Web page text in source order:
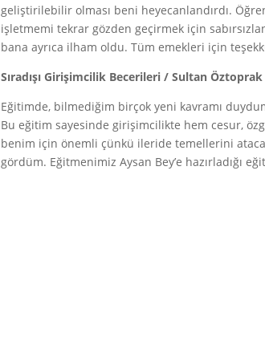
geliştirilebilir olması beni heyecanlandırdı.
işletmemi tekrar gözden geçirmek için
bana ayrıca ilham oldu. Tüm emekleri için
Sıradışı Girişimcilik Becerileri / Sultan
Eğitimde, bilmediğim birçok yeni kavramı
Bu eğitim sayesinde girişimcilikte hem cesur,
benim için önemli çünkü ileride temellerini
gördüm. Eğitmenimiz Aysan Bey’e hazırladığı